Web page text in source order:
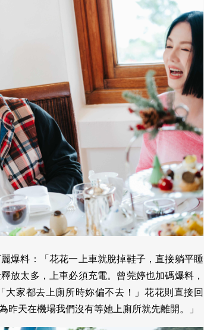
爆料：「花花一上車就脫掉鞋子，直接躺平睡
放太多，上車必須充電。曾莞婷也加碼爆料，
家都去上廁所時妳偏不去！」花花則直接回
天在機場我們沒有等她上廁所就先離開。」